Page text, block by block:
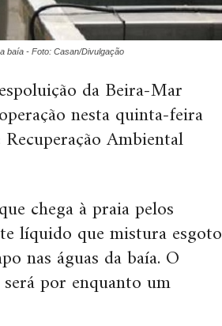
baía - Foto: Casan/Divulgação
da Beira-Mar
nesta quinta-feira
Ambiental
chega à praia pelos
líquido que mistura esgoto
nas águas da baía. O
por enquanto um